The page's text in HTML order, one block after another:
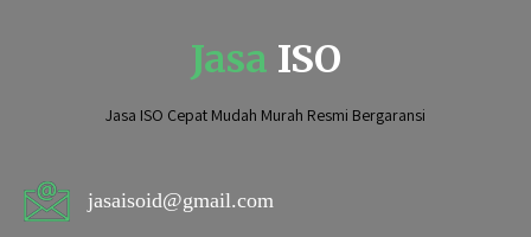
Jasa ISO
Jasa ISO Cepat Mudah Murah Resmi Bergaransi
jasaisoid@gmail.com